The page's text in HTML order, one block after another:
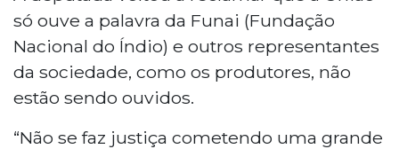
só ouve a palavra da Funai (Fundação
Nacional do Índio) e outros representantes
da sociedade, como os produtores, não
estão sendo ouvidos.
“Não se faz justiça cometendo uma grande